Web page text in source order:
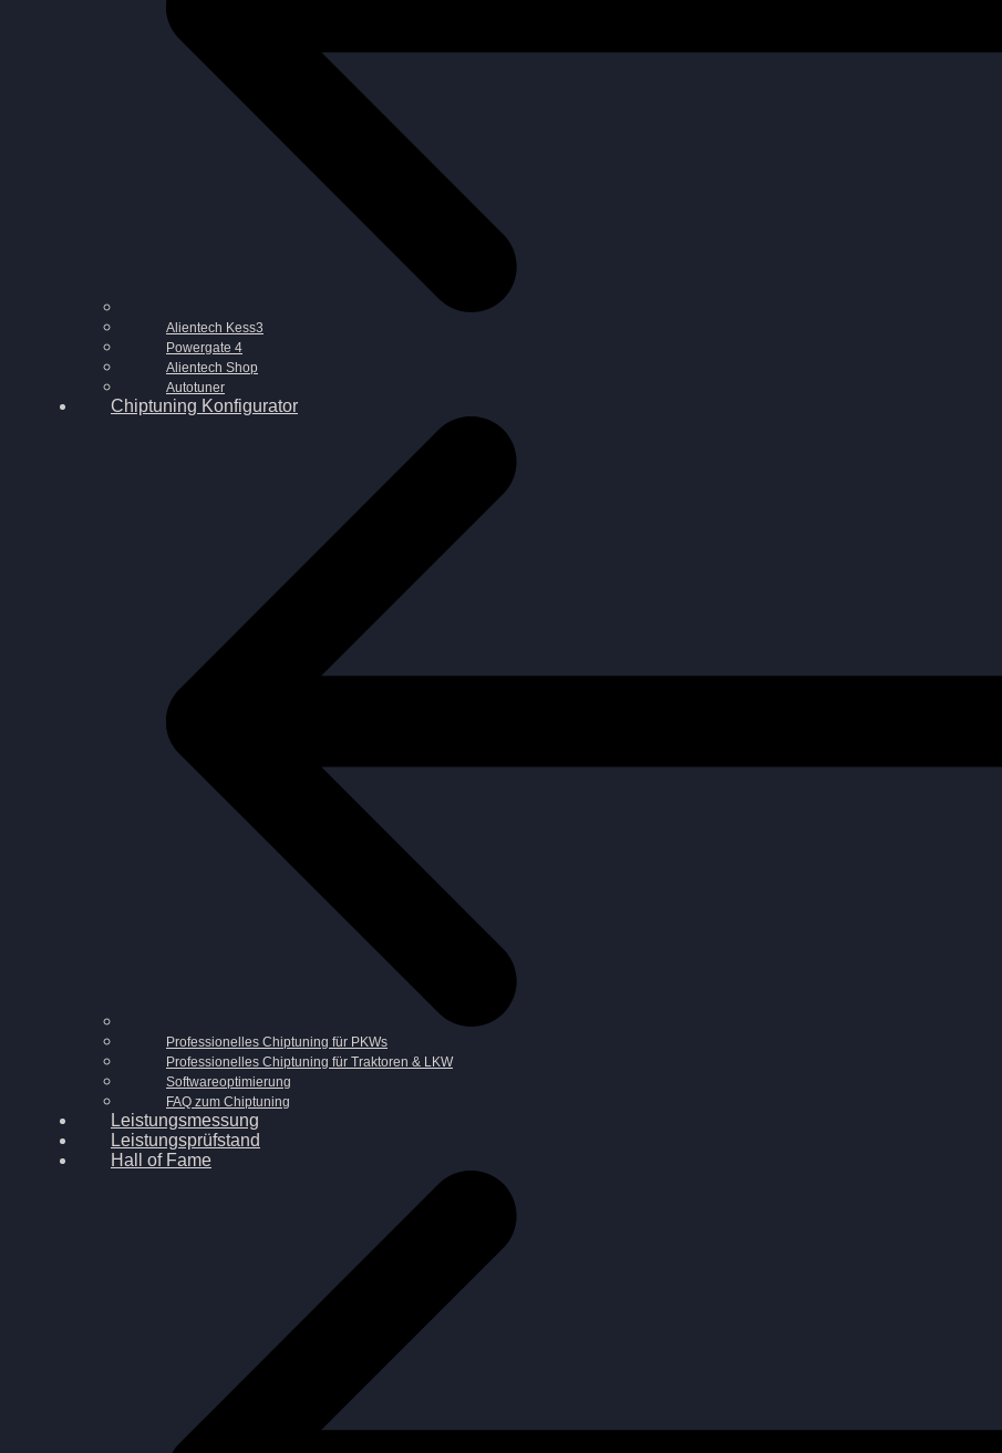
Alientech Kess3
Powergate 4
Alientech Shop
Autotuner
Chiptuning Konfigurator
Professionelles Chiptuning für PKWs
Professionelles Chiptuning für Traktoren & LKW
Softwareoptimierung
FAQ zum Chiptuning
Leistungsmessung
Leistungsprüfstand
Hall of Fame